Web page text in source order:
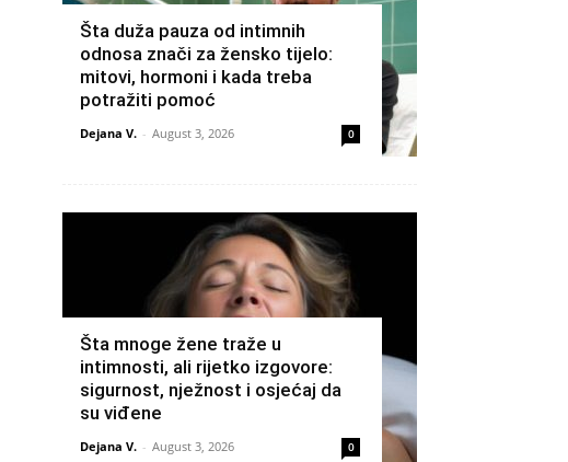
Šta duža pauza od intimnih
odnosa znači za žensko tijelo:
mitovi, hormoni i kada treba
potražiti pomoć
Dejana V. - August 3, 2026 0
Šta mnoge žene traže u
intimnosti, ali rijetko izgovore:
sigurnost, nježnost i osjećaj da
su viđene
Dejana V. - August 3, 2026 0